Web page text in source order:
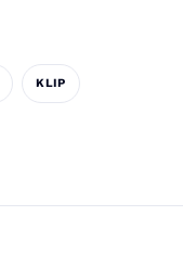
KLIP